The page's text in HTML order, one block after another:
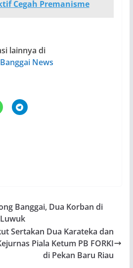
Cegah Premanisme
lainnya di
Banggai News
Banggai, Dua Korban di
Sertakan Dua Karateka dan
Piala Ketum PB FORKI
di Pekan Baru Riau